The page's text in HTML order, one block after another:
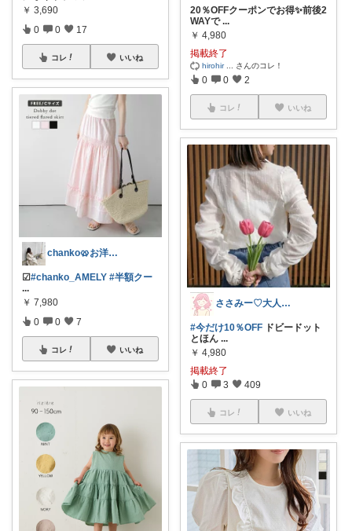
￥ 3,690
0 0 17
コレ いいね
chanko🥨お洋服/出産準備💗
☑︎#chanko_AMELY #半額クー
...
￥ 7,980
0 0 7
コレ いいね
20％OFFクーポンでお得✨前後2
WAYで ...
￥ 4,980
掲載終了
hirohir さんのコレ！
0 0 2
コレ いいね
ささみー♡大人可愛いファッション
#今だけ10％OFF ドビードット
とほん ...
￥ 4,980
掲載終了
0 3 409
コレ いいね